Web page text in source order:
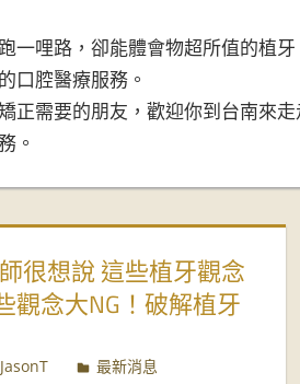
一哩路，卻能體會物超所值的植
口腔醫療服務。
正需要的朋友，歡迎你到台南來
。
很想說 這些植牙觀念
觀念大NG！破解植牙
JasonT 最新消息